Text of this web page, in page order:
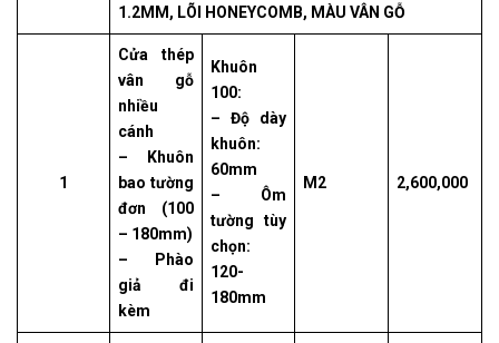
1.2MM, LÕI HONEYCOMB, MÀU VÂN GỖ
1
Cửa thép
vân gỗ
nhiều
cánh
– Khuôn
bao tường
đơn (100
– 180mm)
– Phào
giả đi
kèm
Khuôn
100:
– Độ dày
khuôn:
60mm
– Ôm
tường tùy
chọn:
120-
180mm
M2 2,600,000